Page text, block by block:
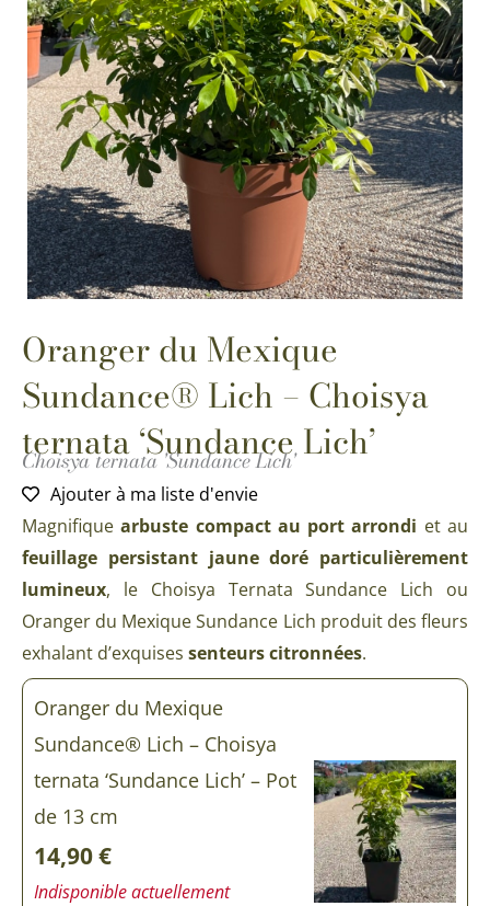
Oranger du Mexique
Sundance® Lich – Choisya
ternata ‘Sundance Lich’
Choisya ternata 'Sundance Lich'
Ajouter à ma liste d'envie
Magnifiquearbuste compact au port arrondi et au
feuillage persistant jaune doré particulièrement
lumineux, le Choisya Ternata Sundance Lich ou
Oranger du Mexique Sundance Lich produit des fleurs
exhalant d’exquises senteurs citronnées.
Oranger du Mexique
Sundance® Lich – Choisya
ternata ‘Sundance Lich’ – Pot
de 13 cm
14,90€
Indisponible actuellement